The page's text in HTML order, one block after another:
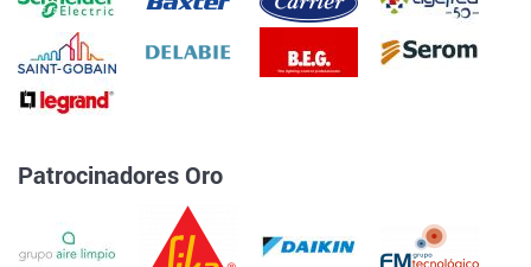
Patrocinadores Oro